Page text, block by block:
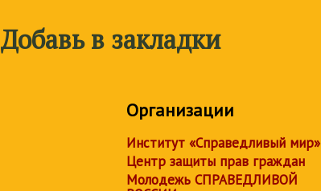
Добавь в закладки
Организации
Институт «Справедливый мир»
Центр защиты прав граждан
Молодежь СПРАВЕДЛИВОЙ